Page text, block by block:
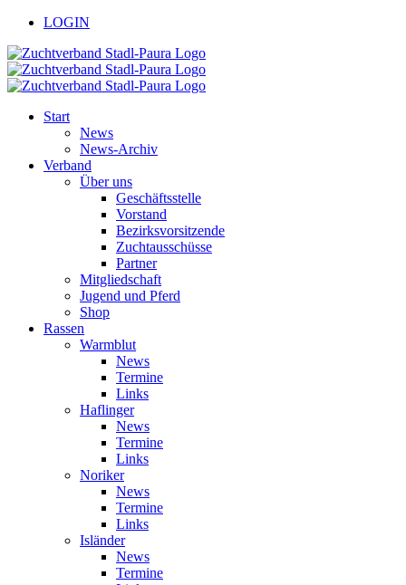
Zum
springen
facebook
youtubeLOGIN
Start
News
News-Archiv
Verband
Über uns
Geschäftsstelle
Vorstand
Bezirksvorsitzende
Zuchtausschüsse
Partner
Mitgliedschaft
Jugend und Pferd
Shop
Rassen
Warmblut
News
Termine
Links
Haflinger
News
Termine
Links
Noriker
News
Termine
Links
Isländer
News
Termine